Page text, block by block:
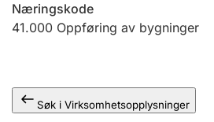
Næringskode
41.000 Oppføring av bygninger
Søk i Virksomhetsopplysninger